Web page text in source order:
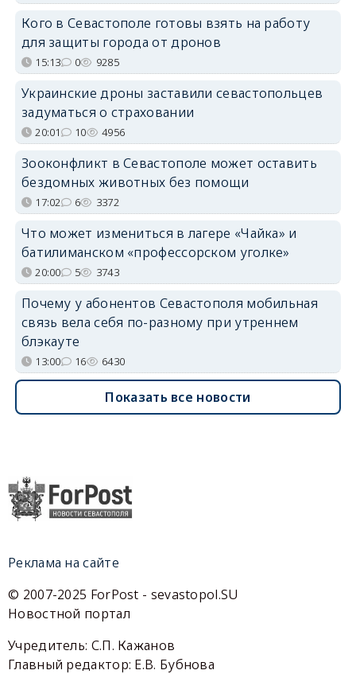
Кого в Севастополе готовы взять на работу
для защиты города от дронов
15:13 0 9285
Украинские дроны заставили севастопольцев
задуматься о страховании
20:01 10 4956
Зооконфликт в Севастополе может оставить
бездомных животных без помощи
17:02 6 3372
Что может измениться в лагере «Чайка» и
батилиманском «профессорском уголке»
20:00 5 3743
Почему у абонентов Севастополя мобильная
связь вела себя по-разному при утреннем
блэкауте
13:00 16 6430
Показать все новости
Реклама на сайте
© 2007-2025 ForPost - sevastopol.SU
Новостной портал
Учредитель: С.П. Кажанов
Главный редактор: Е.В. Бубнова